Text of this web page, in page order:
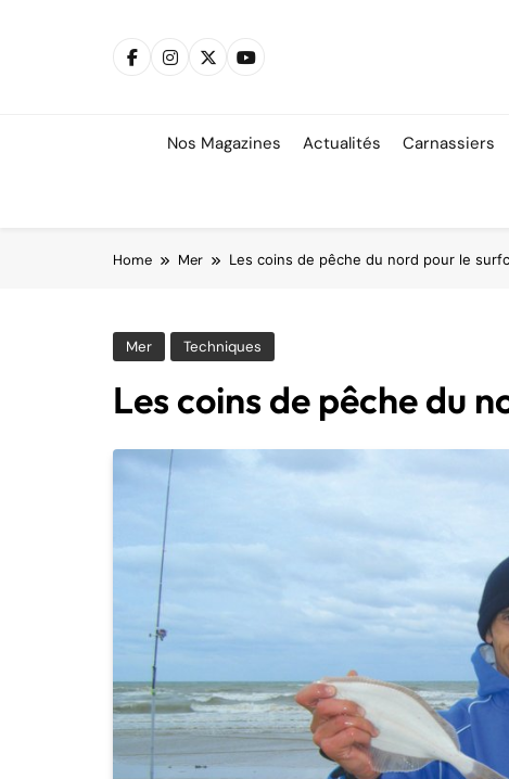
Nos Magazines Actualités Carnassiers
Home Mer Les coins de pêche du nord pour le
Mer Techniques
Les coins de pêche du